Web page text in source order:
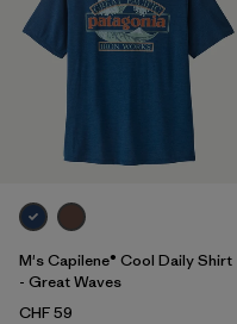
M's Capilene® Cool Daily Shirt
- Great Waves
CHF 59